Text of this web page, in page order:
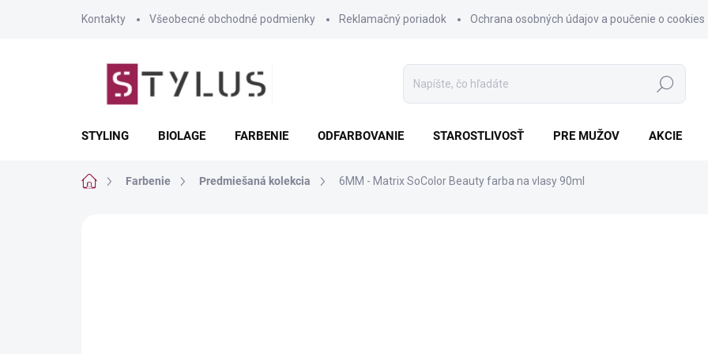
Kontakty Všeobecné obchodné podmienky Reklamačný poriadok Ochrana osobných údajov a poučenie o cookies
Hľadať
STYLING BIOLAGE FARBENIE ODFARBOVANIE STAROSTLIVOSŤ PRE MUŽOV AKCIE
DomovFarbenie Predmiešaná kolekcia 6MM - Matrix SoColor Beauty farba na vlasy 90ml